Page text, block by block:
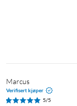
Marcus
Verifisert kjøper
5/5